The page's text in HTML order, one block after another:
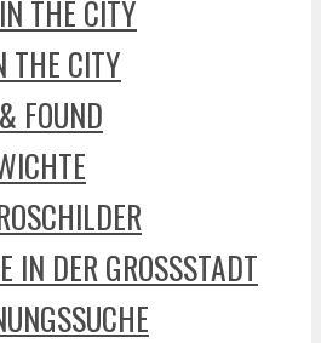
THE CITY
THE CITY
FOUND
IN DER GROSSSTADT